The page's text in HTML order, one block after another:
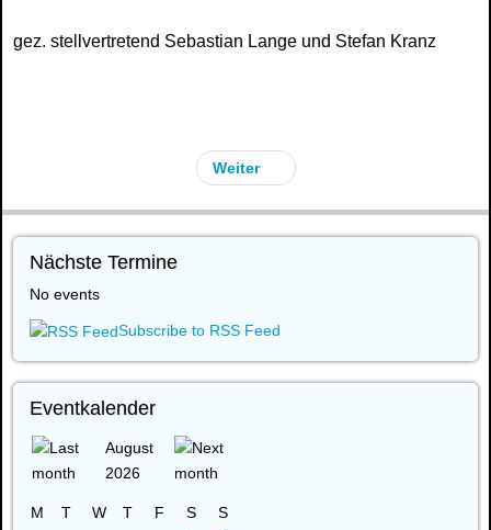
gez. stellvertretend Sebastian Lange und Stefan Kranz
Weiter
Nächste Termine
No events
Subscribe to RSS Feed
Eventkalender
August
2026
M T W T F S
S